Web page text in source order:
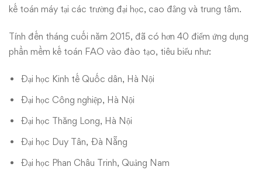
kế toán máy tại các trường đại học, cao đẳng và trung tâm.
Tính đến tháng cuối năm 2015, đã có hơn 40 điểm ứng dụng
phần mềm kế toán FAO vào đào tạo, tiêu biểu như:
Đại học Kinh tế Quốc dân, Hà Nội
Đại học Công nghiệp, Hà Nội
Đại học Thăng Long, Hà Nội
Đại học Duy Tân, Đà Nẵng
Đại học Phan Châu Trinh, Quảng Nam